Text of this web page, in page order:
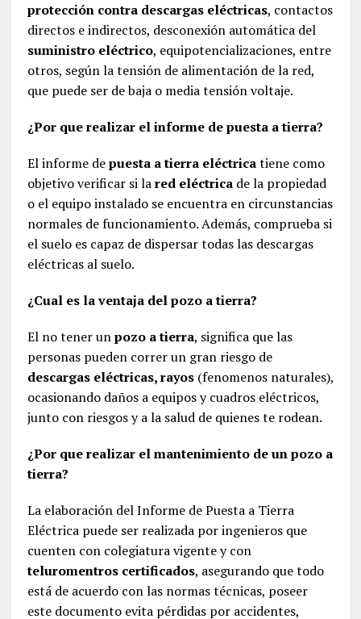
protección contra descargas eléctricas, contactos
directos e indirectos, desconexión automática del
suministro eléctrico, equipotencializaciones, entre
otros, según la tensión de alimentación de la red,
que puede ser de baja o media tensión voltaje.
¿Por que realizar el informe de puesta a tierra?
El informe depuesta a tierra eléctricatiene como
objetivo verificar si lared eléctricade la propiedad
o el equipo instalado se encuentra en circunstancias
normales de funcionamiento. Además, comprueba si
el suelo es capaz de dispersar todas las descargas
eléctricas al suelo.
¿Cual es la ventaja del pozo a tierra?
El no tener unpozo a tierra, significa que las
personas pueden correr un gran riesgo de
descargas eléctricas, rayos(fenomenos naturales),
ocasionando daños a equipos y cuadros eléctricos,
junto con riesgos y a la salud de quienes te rodean.
¿Por que realizar el mantenimiento de un pozo a
tierra?
La elaboración del Informe de Puesta a Tierra
Eléctrica puede ser realizada por ingenieros que
cuenten con colegiatura vigente y con
teluromentros certificados, asegurando que todo
está de acuerdo con las normas técnicas, poseer
este documento evita pérdidas por accidentes,